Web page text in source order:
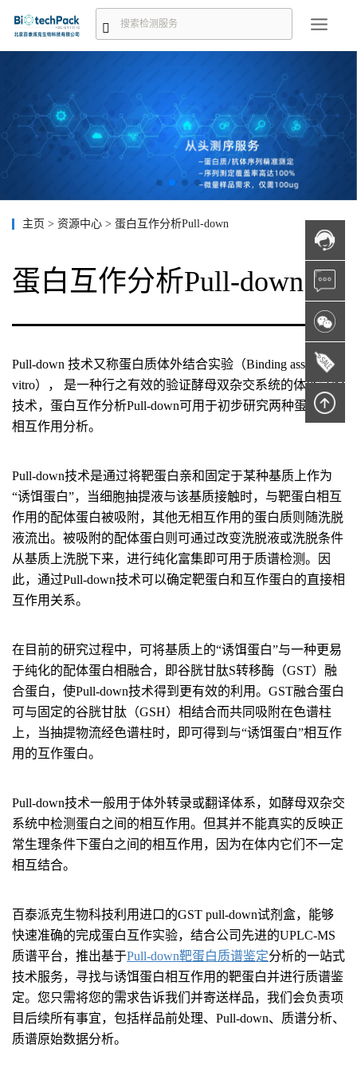
主页 > 资源中心 > 蛋白互作分析Pull-down
蛋白互作分析Pull-down
Pull-down 技术又称蛋白质体外结合实验（Binding assay in
vitro）， 是一种行之有效的验证酵母双杂交系统的体外试验
技术，蛋白互作分析Pull-down可用于初步研究两种蛋白质的
相互作用分析。
Pull-down技术是通过将靶蛋白亲和固定于某种基质上作为
“诱饵蛋白”，当细胞抽提液与该基质接触时，与靶蛋白相互
作用的配体蛋白被吸附，其他无相互作用的蛋白质则随洗脱
液流出。被吸附的配体蛋白则可通过改变洗脱液或洗脱条件
从基质上洗脱下来，进行纯化富集即可用于质谱检测。因
此，通过Pull-down技术可以确定靶蛋白和互作蛋白的直接相
互作用关系。
在目前的研究过程中，可将基质上的“诱饵蛋白”与一种更易
于纯化的配体蛋白相融合，即谷胱甘肽S转移酶（GST）融
合蛋白，使Pull-down技术得到更有效的利用。GST融合蛋白
可与固定的谷胱甘肽（GSH）相结合而共同吸附在色谱柱
上，当抽提物流经色谱柱时，即可得到与“诱饵蛋白”相互作
用的互作蛋白。
Pull-down技术一般用于体外转录或翻译体系，如酵母双杂交
系统中检测蛋白之间的相互作用。但其并不能真实的反映正
常生理条件下蛋白之间的相互作用，因为在体内它们不一定
相互结合。
百泰派克生物科技利用进口的GST pull-down试剂盒，能够
快速准确的完成蛋白互作实验，结合公司先进的UPLC-MS
质谱平台，推出基于Pull-down靶蛋白质谱鉴定分析的一站式
技术服务，寻找与诱饵蛋白相互作用的靶蛋白并进行质谱鉴
定。您只需将您的需求告诉我们并寄送样品，我们会负责项
目后续所有事宜，包括样品前处理、Pull-down、质谱分析、
质谱原始数据分析。